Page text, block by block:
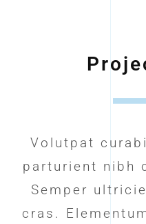
Volutpat
parturient nibh
Semper
cras.